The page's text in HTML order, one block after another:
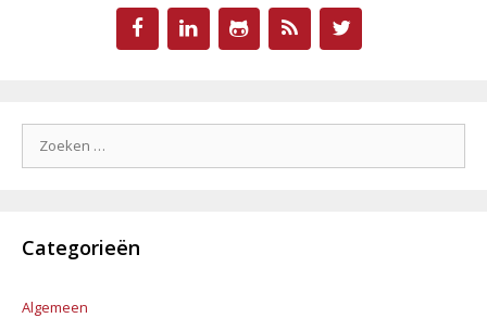
Categorieën
Algemeen